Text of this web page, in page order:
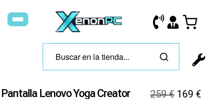
Pantalla Lenovo Yoga Creator 259€ 169 €